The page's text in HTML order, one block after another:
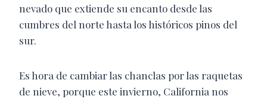
nevado que extiende su encanto desde las
cumbres del norte hasta los históricos pinos del
sur.
Es hora de cambiar las chanclas por las raquetas
de nieve, porque este invierno, California nos